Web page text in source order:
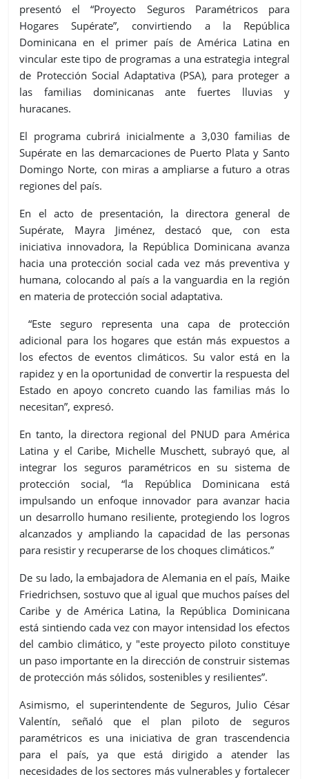
presentó el “Proyecto Seguros Paramétricos para
Hogares Supérate”, convirtiendo a la República
Dominicana en el primer país de América Latina en
vincular este tipo de programas a una estrategia integral
de Protección Social Adaptativa (PSA), para proteger a
las familias dominicanas ante fuertes lluvias y
huracanes.
El programa cubrirá inicialmente a 3,030 familias de
Supérate en las demarcaciones de Puerto Plata y Santo
Domingo Norte, con miras a ampliarse a futuro a otras
regiones del país.
En el acto de presentación, la directora general de
Supérate, Mayra Jiménez, destacó que, con esta
iniciativa innovadora, la República Dominicana avanza
hacia una protección social cada vez más preventiva y
humana, colocando al país a la vanguardia en la región
en materia de protección social adaptativa.
“Este seguro representa una capa de protección
adicional para los hogares que están más expuestos a
los efectos de eventos climáticos. Su valor está en la
rapidez y en la oportunidad de convertir la respuesta del
Estado en apoyo concreto cuando las familias más lo
necesitan”, expresó.
En tanto, la directora regional del PNUD para América
Latina y el Caribe, Michelle Muschett, subrayó que, al
integrar los seguros paramétricos en su sistema de
protección social, “la República Dominicana está
impulsando un enfoque innovador para avanzar hacia
un desarrollo humano resiliente, protegiendo los logros
alcanzados y ampliando la capacidad de las personas
para resistir y recuperarse de los choques climáticos.”
De su lado, la embajadora de Alemania en el país, Maike
Friedrichsen, sostuvo que al igual que muchos países del
Caribe y de América Latina, la República Dominicana
está sintiendo cada vez con mayor intensidad los efectos
del cambio climático, y "este proyecto piloto constituye
un paso importante en la dirección de construir sistemas
de protección más sólidos, sostenibles y resilientes”.
Asimismo, el superintendente de Seguros, Julio César
Valentín, señaló que el plan piloto de seguros
paramétricos es una iniciativa de gran trascendencia
para el país, ya que está dirigido a atender las
necesidades de los sectores más vulnerables y fortalecer